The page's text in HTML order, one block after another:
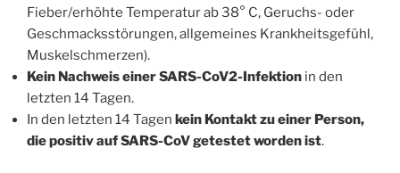
Fieber/erhöhte Temperatur ab 38° C, Geruchs- oder
Geschmacksstörungen, allgemeines Krankheitsgefühl,
Muskelschmerzen).
Kein Nachweis einer SARS-CoV2-Infektion in den
letzten 14 Tagen.
In den letzten 14 Tagen kein Kontakt zu einer Person,
die positiv auf SARS-CoV getestet worden ist.